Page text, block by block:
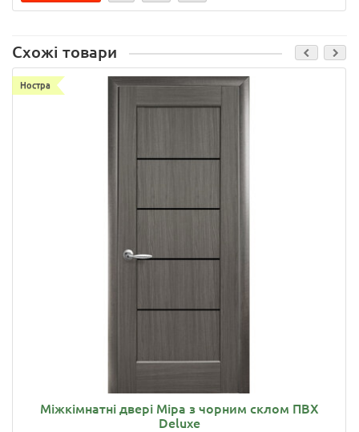
Схожі товари
Ностра
Міжкімнатні двері Міра з чорним склом ПВХ
Deluxe